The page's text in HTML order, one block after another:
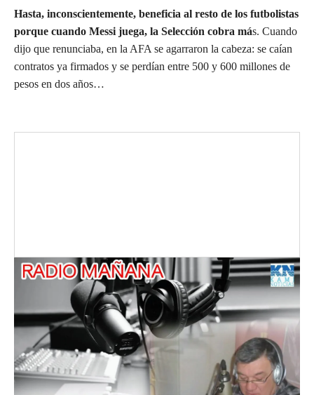
Hasta, inconscientemente, beneficia al resto de los futbolistas
porque cuando Messi juega, la Selección cobra más. Cuando
dijo que renunciaba, en la AFA se agarraron la cabeza: se caían
contratos ya firmados y se perdían entre 500 y 600 millones de
pesos en dos años…